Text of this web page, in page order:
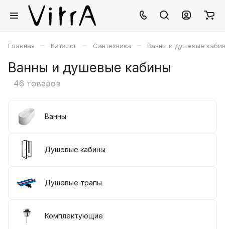
Главная – Каталог – Сантехника – Ванны и душевые
Ванны и душевые кабины
46 товаров
Ванны
Душевые кабины
Душевые трапы
Комплектующие